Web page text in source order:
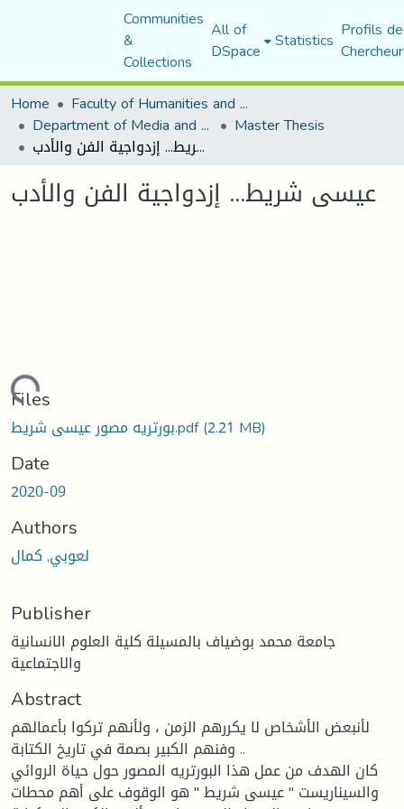
Communities
&
Collections
All of
DSpace Statistics Profils
Home
Faculty of Humanities and Social Sciences
Department of Media and Communication Studies Master Thesis
عيسى شريط... إزدواجية الفن والأدب
عيسى شريط... إزدواجية الفن والأدب
Loading...
Files
بورتريه مصور عيسى شريط.pdf(2.21 MB)
Date
2020-09
Authors
لعوبي, كمال
Publisher
جامعة محمد بوضياف بالمسيلة كلية العلوم الانسانية
والاجتماعية
Abstract
لأنبعض الأشخاص لا يكررهم الزمن ، ولأنهم تركوا بأعمالهم
وفنهم الكبير بصمة في تاريخ الكتابة ..
كان الهدف من عمل هذا البورتريه المصور حول حياة الروائي
والسيناريست '' عيسى شريط '' هو الوقوف على أهم محطات